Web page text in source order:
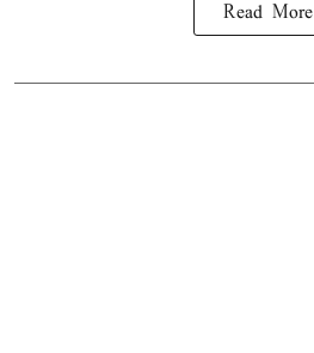
Read More